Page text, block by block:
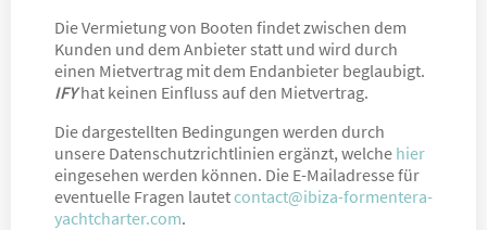
Die Vermietung von Booten findet zwischen dem
Kunden und dem Anbieter statt und wird durch
einen Mietvertrag mit dem Endanbieter beglaubigt.
IFYhat keinen Einfluss auf den Mietvertrag.
Die dargestellten Bedingungen werden durch
unsere Datenschutzrichtlinien ergänzt, welche hier
eingesehen werden können. Die E-Mailadresse für
eventuelle Fragen lautetcontact@ibiza-formentera-
yachtcharter.com.